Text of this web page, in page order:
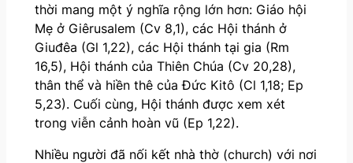
thời mang một ý nghĩa rộng lớn hơn: Giáo hội
Mẹ ở Giêrusalem (Cv 8,1), các Hội thánh ở
Giuđêa (Gl 1,22), các Hội thánh tại gia (Rm
16,5), Hội thánh của Thiên Chúa (Cv 20,28),
thân thể và hiền thê của Đức Kitô (Cl 1,18; Ep
5,23). Cuối cùng, Hội thánh được xem xét
trong viễn cảnh hoàn vũ (Ep 1,22).
Nhiều người đã nối kết nhà thờ (church) với nơi